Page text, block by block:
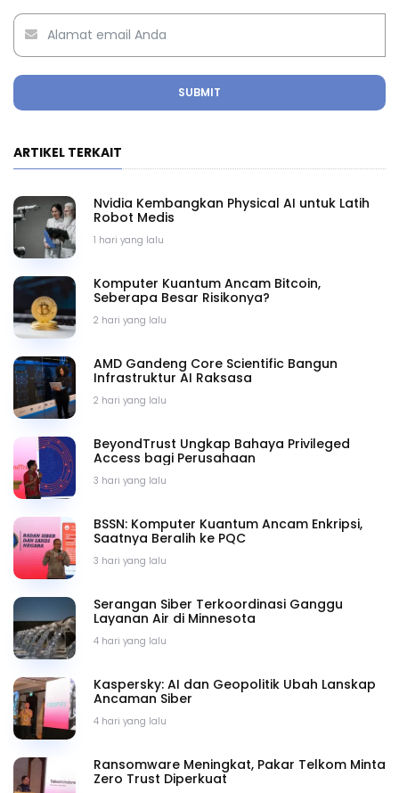
SUBMIT
ARTIKEL TERKAIT
1 hari yang lalu
Nvidia Kembangkan Physical AI untuk Latih
Robot Medis
2 hari yang lalu
Komputer Kuantum Ancam Bitcoin,
Seberapa Besar Risikonya?
2 hari yang lalu
AMD Gandeng Core Scientific Bangun
Infrastruktur AI Raksasa
3 hari yang lalu
BeyondTrust Ungkap Bahaya Privileged
Access bagi Perusahaan
3 hari yang lalu
BSSN: Komputer Kuantum Ancam Enkripsi,
Saatnya Beralih ke PQC
4 hari yang lalu
Serangan Siber Terkoordinasi Ganggu
Layanan Air di Minnesota
4 hari yang lalu
Kaspersky: AI dan Geopolitik Ubah Lanskap
Ancaman Siber
Ransomware Meningkat, Pakar Telkom Minta
Zero Trust Diperkuat